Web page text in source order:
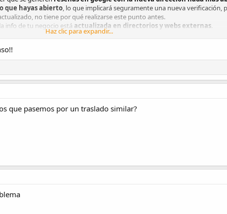
que hayas abierto, lo que implicará seguramente una nueva verificación,
no tiene por qué realizarse este punto antes.
info de tu negocio está actualizada en directorios y webs externas
ficha nueva y luego fusionarla con la antigua
por parte del usuario.
Haz clic para expandir...
que pasemos por un traslado similar?